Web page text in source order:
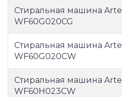
Стиральная машина Artel
WF60G020CG
Стиральная машина Artel
WF60G020CW
Стиральная машина Artel
WF60H023CW